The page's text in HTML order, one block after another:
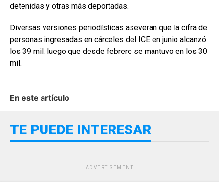
detenidas y otras más deportadas.
Diversas versiones periodísticas aseveran que la cifra de
personas ingresadas en cárceles del ICE en junio alcanzó
los 39 mil, luego que desde febrero se mantuvo en los 30
mil.
En este artículo
TE PUEDE INTERESAR
ADVERTISEMENT